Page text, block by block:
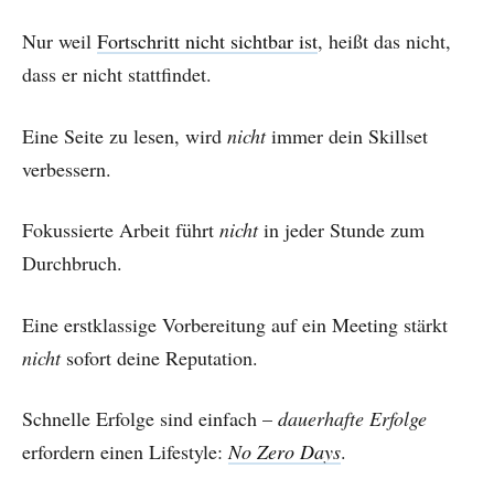
Nur weil Fortschritt nicht sichtbar ist, heißt das nicht,
dass er nicht stattfindet.
Eine Seite zu lesen, wird nichtimmer dein Skillset
verbessern.
Fokussierte Arbeit führt nichtin jeder Stunde zum
Durchbruch.
Eine erstklassige Vorbereitung auf ein Meeting stärkt
nichtsofort deine Reputation.
Schnelle Erfolge sind einfach – dauerhafte Erfolge
erfordern einen Lifestyle:No Zero Days.